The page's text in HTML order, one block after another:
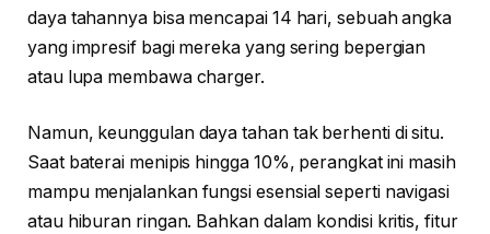
daya tahannya bisa mencapai 14 hari, sebuah angka
yang impresif bagi mereka yang sering bepergian
atau lupa membawa charger.
Namun, keunggulan daya tahan tak berhenti di situ.
Saat baterai menipis hingga 10%, perangkat ini masih
mampu menjalankan fungsi esensial seperti navigasi
atau hiburan ringan. Bahkan dalam kondisi kritis, fitur